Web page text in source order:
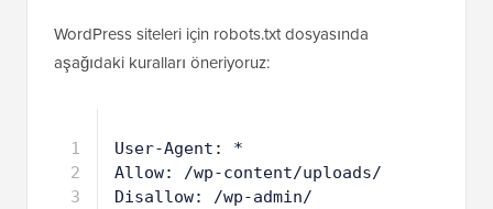
indekslemesine izin verir ve onlara web sitesinin
site haritalarınabir bağlantı sağlar.
WordPress siteleri için robots.txt dosyasında
aşağıdaki kuralları öneriyoruz: